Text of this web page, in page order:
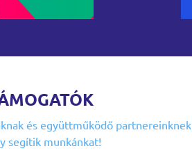
és együttműködő partnereinknek,
segítik munkánkat!